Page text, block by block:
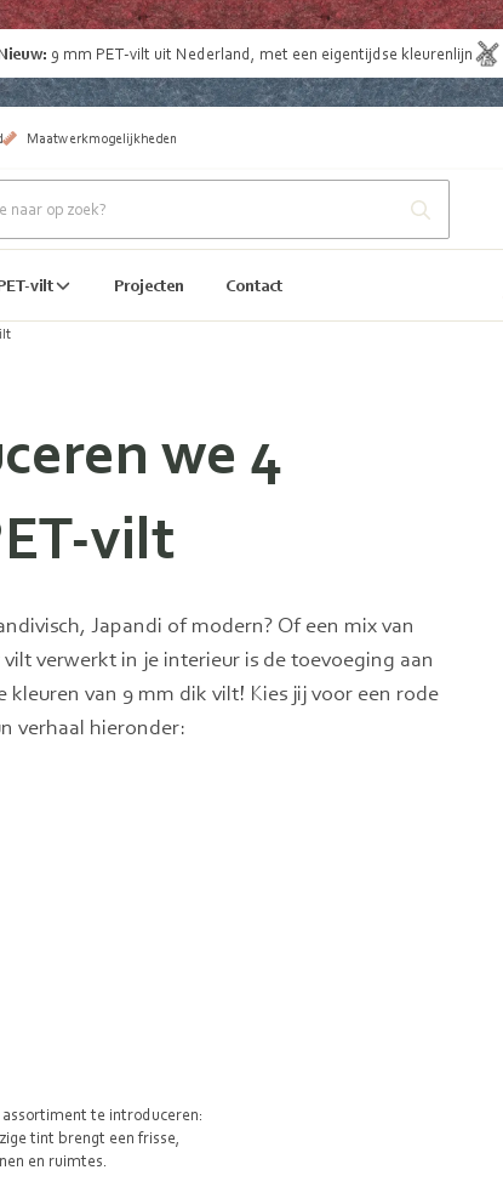
9 mm PET-vilt uit Nederland , met een eigentijdse kleurenlijn
Maatwerkmogelijkheden
vilt Projecten Contact
we 4
vilt
Japandi of modern? Of een mix van
verwerkt in je interieur is de toevoeging aan
van 9 mm dik vilt! Kies jij voor een rode
verhaal hieronder:
assortiment te introduceren:
tint brengt een frisse,
en ruimtes.